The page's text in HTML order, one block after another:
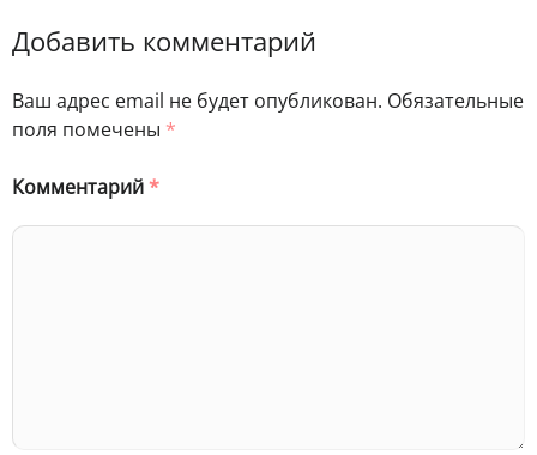
Добавить комментарий
Ваш адрес email не будет опубликован. Обязательные
поля помечены *
Комментарий*